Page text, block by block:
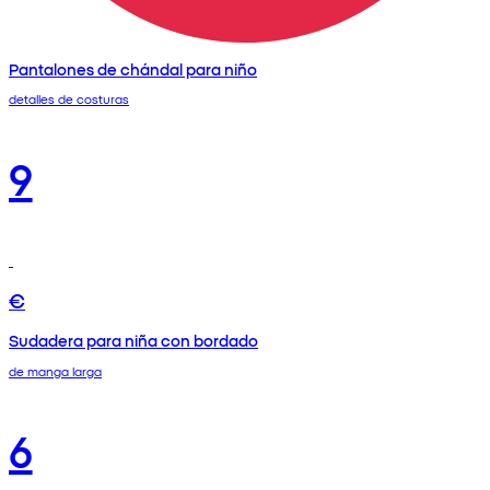
Pantalones de chándal para niño
detalles de costuras
9
€
Sudadera para niña con bordado
de manga larga
6